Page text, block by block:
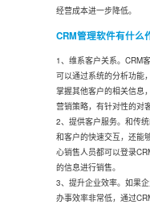
经营成本进一步降低。
CRM管理软件有什么
1、维系客户关系。CRM
可以通过系统的分析功能
掌握其他客户的相关信息
营销策略，有针对性的对
2、提供客户服务。和传
和客户的快速交互，还能
心销售人员都可以登录
的信息进行销售。
3、提升企业效率。如果
办事效率非常低，通过